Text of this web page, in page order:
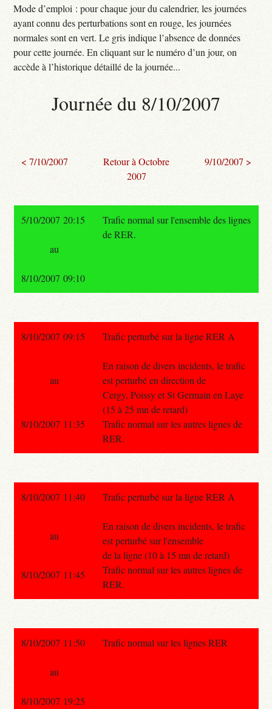
Mode d’emploi : pour chaque jour du calendrier, les journées
ayant connu des perturbations sont en rouge, les journées
normales sont en vert. Le gris indique l’absence de données
pour cette journée. En cliquant sur le numéro d’un jour, on
accède à l’historique détaillé de la journée...
Journée du 8/10/2007
< 7/10/2007
Retour à Octobre
2007
9/10/2007 >
5/10/2007 20:15
Trafic normal sur l'ensemble des lignes
de RER.
au
8/10/2007 09:10
8/10/2007 09:15 Trafic perturbé sur la ligne RER A
En raison de divers incidents, le trafic
est perturbé en direction de
Cergy, Poissy et St Germain en Laye
(15 à 25 mn de retard)
Trafic normal sur les autres lignes de
RER.
au
8/10/2007 11:35
8/10/2007 11:40 Trafic perturbé sur la ligne RER A
En raison de divers incidents, le trafic
est perturbé sur l'ensemble
de la ligne (10 à 15 mn de retard)
Trafic normal sur les autres lignes de
RER.
au
8/10/2007 11:45
8/10/2007 11:50 Trafic normal sur les lignes RER
au
8/10/2007 19:25